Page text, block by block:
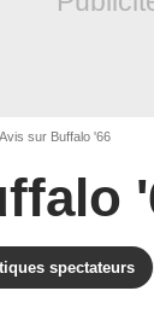
Avis sur Buffalo '66
spectateurs